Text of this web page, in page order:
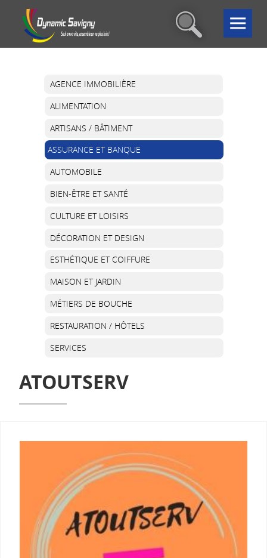
AGENCE IMMOBILIÈRE
ALIMENTATION
ARTISANS / BÂTIMENT
ASSURANCE ET BANQUE
AUTOMOBILE
BIEN-ÊTRE ET SANTÉ
CULTURE ET LOISIRS
DÉCORATION ET DESIGN
ESTHÉTIQUE ET COIFFURE
MAISON ET JARDIN
MÉTIERS DE BOUCHE
RESTAURATION / HÔTELS
SERVICES
ATOUTSERV